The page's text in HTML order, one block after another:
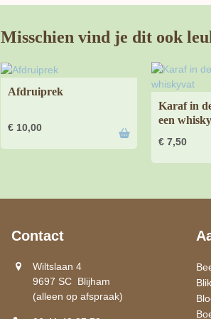
Misschien vind je dit ook
Afdruiprek
€ 10,00
Karaf in
een
€ 7,50
Contact
Wiltslaan 4
9697 SC Blijham
(alleen op afspraak)